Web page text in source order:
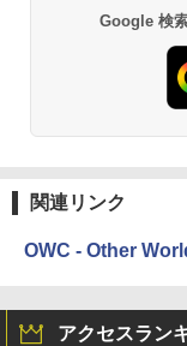
Google 検
関連リンク
OWC - Other
アクセスラン